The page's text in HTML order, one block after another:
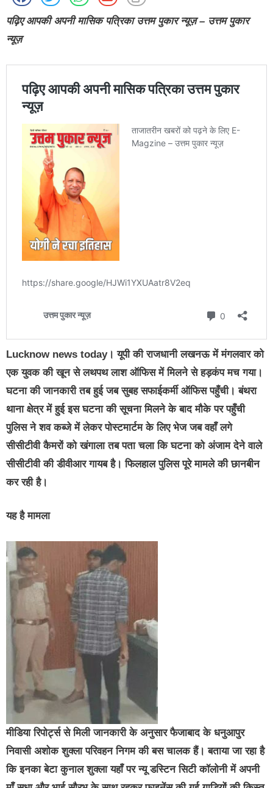
पढ़िए आपकी अपनी मासिक पत्रिका उत्तम पुकार न्यूज़ – उत्तम पुकार
न्यूज़
Lucknow news today। यूपी की राजधानी लखनऊ में मंगलवार को
एक युवक की खून से लथपथ लाश ऑफिस में मिलने से हड़कंप मच गया।
घटना की जानकारी तब हुई जब सुबह सफाईकर्मी ऑफिस पहुँची। बंथरा
थाना क्षेत्र में हुई इस घटना की सूचना मिलने के बाद मौके पर पहुँची
पुलिस ने शव कब्जे में लेकर पोस्टमार्टम के लिए भेज जब वहाँ लगे
सीसीटीवी कैमरों को खंगाला तब पता चला कि घटना को अंजाम देने वाले
सीसीटीवी की डीवीआर गायब है। फिलहाल पुलिस पूरे मामले की छानबीन
कर रही है।
यह है मामला
मीडिया रिपोर्ट्स से मिली जानकारी के अनुसार फैजाबाद के धनुआपुर
निवासी अशोक शुक्ला परिवहन निगम की बस चालक हैं। बताया जा रहा है
कि इनका बेटा कुनाल शुक्ला यहाँ पर न्यू डस्टिन सिटी कॉलोनी में अपनी